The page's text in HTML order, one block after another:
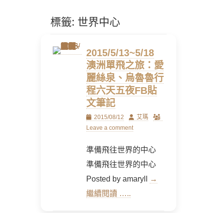
標籤: 世界中心
2015/5/13~5/18
澳洲單飛之旅：愛
麗絲泉、烏魯魯行
程六天五夜FB貼
文筆記
Posted
on
2015/08/12 Author
艾瑪
Leave a comment
準備飛往世界的中心
準備飛往世界的中心
Posted by amaryll
→
繼續閱讀 …..